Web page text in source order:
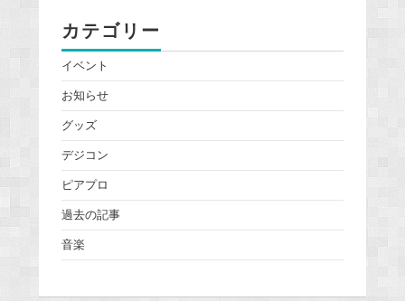
カテゴリー
イベント
お知らせ
グッズ
デジコン
ピアプロ
過去の記事
音楽